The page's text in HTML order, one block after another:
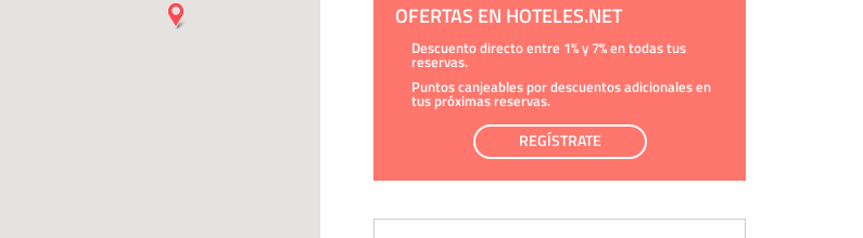
OFERTAS EN HOTELES.NET
Descuento directo entre 1% y 7% en todas tus
reservas.
Puntos canjeables por descuentos adicionales en
tus próximas reservas.
REGÍSTRATE